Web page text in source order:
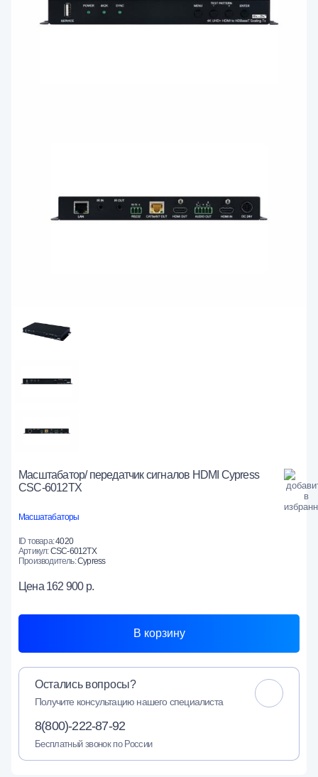
Масштабатор/ передатчик сигналов HDMI Cypress
CSC-6012TX
Масшатабаторы
ID товара:4020
Артикул:CSC-6012TX
Производитель:Cypress
Цена 162 900 р.
В корзину
Остались вопросы?
Получите консультацию нашего специалиста
8(800)-222-87-92
Бесплатный звонок по России